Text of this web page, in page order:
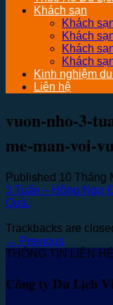
Khách sạn
Khách
Khách
Khách
Khách
Kinh nghiệm
Liên hệ
vuon-nho-3-
me-man-voi-
Published 10 Tháng
3 Tuấn – Hồng Ngự
Quả.
Trackbacks are
← Previous
THÔNG TIN LIÊN HỆ
Công ty Du Lịch